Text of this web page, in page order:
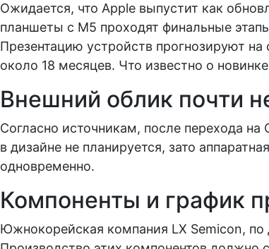
Ожидается, что Apple выпустит как
планшеты с M5 проходят финальные
Презентацию устройств прогнозируют
около 18 месяцев. Что известно о
Внешний облик почти
Согласно источникам, после перехода
в дизайне не планируется, зато
одновременно.
Компоненты и график
Южнокорейская компания LX Semicon,